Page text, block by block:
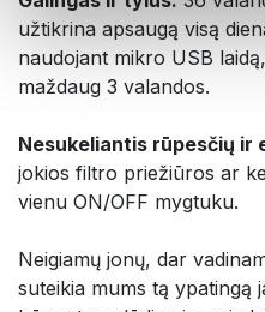
užtikrina apsaugą visą
naudojant mikro USB
maždaug 3 valandos.
Nesukeliantis rūpesčių ir
jokios filtro priežiūros ar
vienu ON/OFF mygtuku.
Neigiamų jonų, dar
suteikia mums tą ypatingą